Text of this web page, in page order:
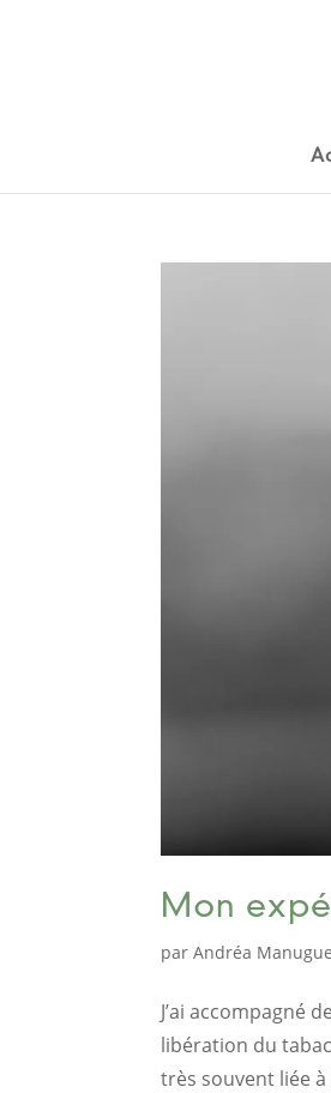
Mon
parAndréa
J’ai accompagné
libération du
très souvent liée à